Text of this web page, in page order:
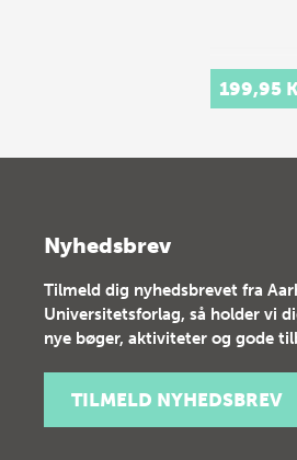
199,95
Nyhedsbrev
Tilmeld dig nyhedsbrevet fra
Universitetsforlag, så holder vi
nye bøger, aktiviteter og gode
TILMELD NYHEDSBREV